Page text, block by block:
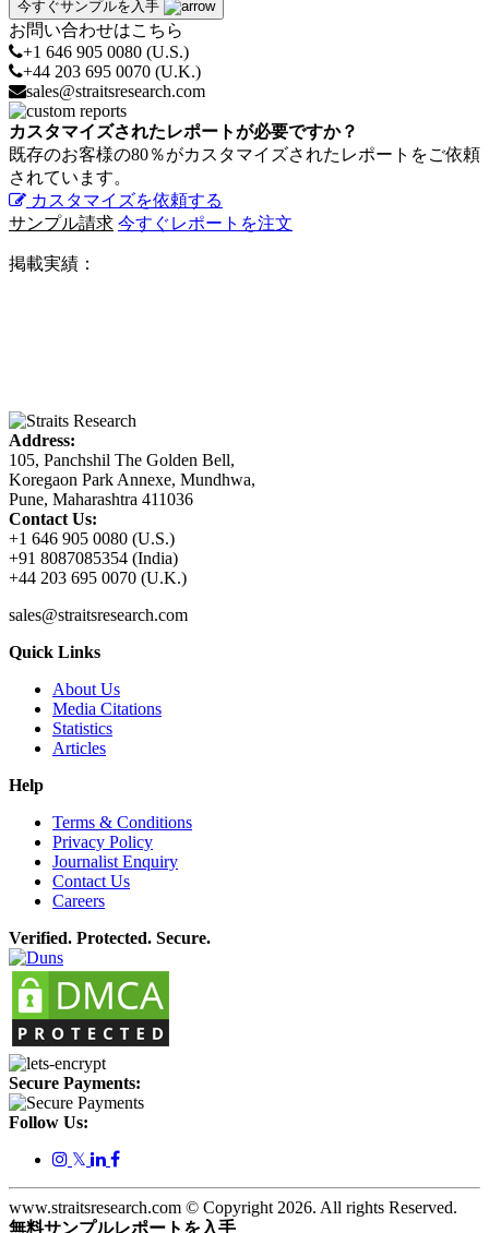
今すぐサンプルを入手
お問い合わせはこちら
+1 646 905 0080 (U.S.)
+44 203 695 0070 (U.K.)
sales@straitsresearch.com
カスタマイズされたレポートが必要ですか？
既存のお客様の80％がカスタマイズされたレポートをご依頼
されています。
カスタマイズを依頼する
サンプル請求 今すぐレポートを注文
掲載実績：
Address:
105, Panchshil The Golden Bell,
Koregaon Park Annexe, Mundhwa,
Pune, Maharashtra 411036
Contact Us:
+1 646 905 0080 (U.S.)
+91 8087085354 (India)
+44 203 695 0070 (U.K.)
sales@straitsresearch.com
Quick Links
About Us
Media Citations
Statistics
Articles
Help
Terms & Conditions
Privacy Policy
Journalist Enquiry
Contact Us
Careers
Verified. Protected. Secure.
Secure Payments:
Follow Us:
𝕏
www.straitsresearch.com © Copyright 2026. All rights Reserved.
無料サンプルレポートを入手